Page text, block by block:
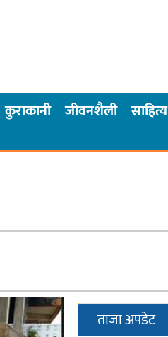
कुराकानी जीवनशैली साहित्य
ताजा अपडेट